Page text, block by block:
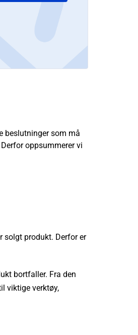
beslutninger som må
oppsummerer vi
solgt produkt. Derfor er
bortfaller. Fra den
viktige verktøy,